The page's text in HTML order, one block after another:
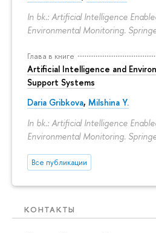
In bk.: Artificial Intelligence
Environmental Monitoring.
Глава в книге
Artificial Intelligence and
Support Systems
Daria Gribkova, Milshina Y.
In bk.: Artificial Intelligence
Environmental Monitoring.
Все публикации
КОНТАКТЫ